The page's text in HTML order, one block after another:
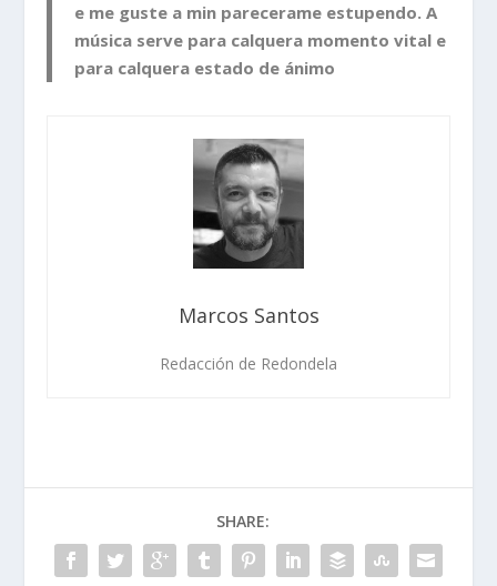
e me guste a min parecerame estupendo. A
música serve para calquera momento vital e
para calquera estado de ánimo
Marcos Santos
Redacción de Redondela
SHARE: